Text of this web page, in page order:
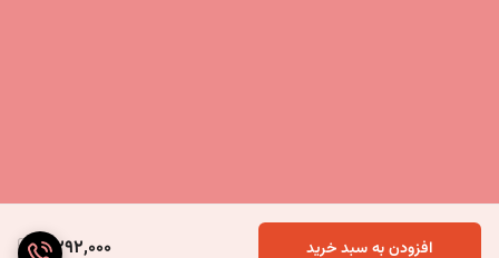
2,292,000 افزودن به سبد خرید